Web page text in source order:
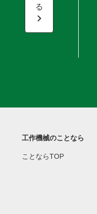
る
工作機械のことなら
ことならTOP